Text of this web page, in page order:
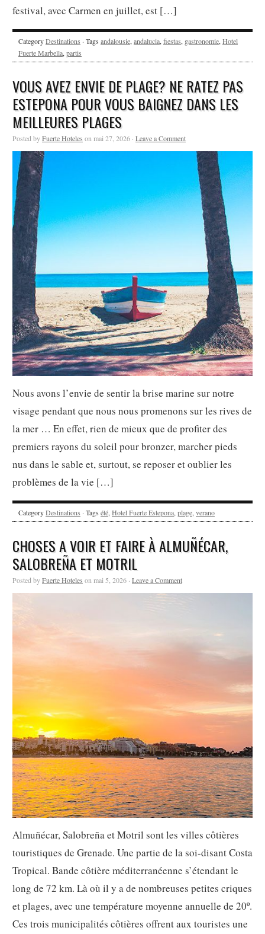
festival, avec Carmen en juillet, est […]
CategoryDestinations · Tags andalousie, andalucia, fiestas, gastronomie, Hotel
Fuerte Marbella, partis
VOUS AVEZ ENVIE DE PLAGE? NE RATEZ PAS
ESTEPONA POUR VOUS BAIGNEZ DANS LES
MEILLEURES PLAGES
Posted byFuerte Hoteles on mai 27, 2026 · Leave a Comment
Nous avons l’envie de sentir la brise marine sur notre
visage pendant que nous nous promenons sur les rives de
la mer … En effet, rien de mieux que de profiter des
premiers rayons du soleil pour bronzer, marcher pieds
nus dans le sable et, surtout, se reposer et oublier les
problèmes de la vie […]
CategoryDestinations · Tags été, Hotel Fuerte Estepona, plage, verano
CHOSES A VOIR ET FAIRE À ALMUÑÉCAR,
SALOBREÑA ET MOTRIL
Posted byFuerte Hoteles on mai 5, 2026 · Leave a Comment
Almuñécar, Salobreña et Motril sont les villes côtières
touristiques de Grenade. Une partie de la soi-disant Costa
Tropical. Bande côtière méditerranéenne s’étendant le
long de 72 km. Là où il y a de nombreuses petites criques
et plages, avec une température moyenne annuelle de 20º.
Ces trois municipalités côtières offrent aux touristes une